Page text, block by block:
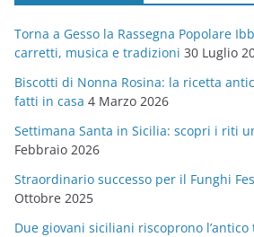
o
r
i
e
Torna a Gesso la Rassegna Popolare
carretti, musica e tradizioni 30 Luglio
Biscotti di Nonna Rosina: la ricetta
fatti in casa 4 Marzo 2026
Settimana Santa in Sicilia: scopri i riti
Febbraio 2026
Straordinario successo per il Funghi
Ottobre 2025
Due giovani siciliani riscoprono l’antico